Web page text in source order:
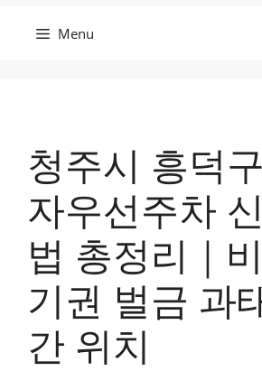
Menu
청주시 흥덕
자우선주차
법 총정리｜
기권 벌금 과
간 위치